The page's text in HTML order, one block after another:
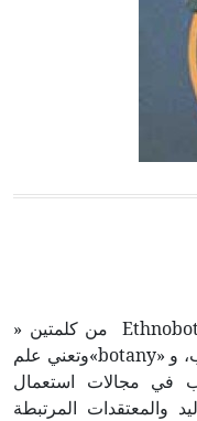
في البحر ويتركب
شديد الحمرة وهو
الش
يتكوّن مصطلح الإثنولوجيا النباتية Ethnobotany من كلمتين «
ethnos » اليونانية وتعني الأُمة أو الشعب، و «botany»وتعني علم
في مجالات استعمال
والمعتقدات المرتبطة